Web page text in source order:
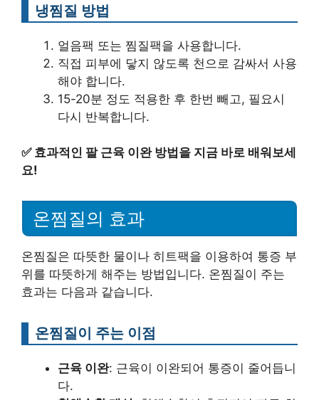
냉찜질 방법
얼음팩 또는 찜질팩을 사용합니다.
직접 피부에 닿지 않도록 천으로 감싸서 사용
해야 합니다.
15-20분 정도 적용한 후 한번 빼고, 필요시
다시 반복합니다.
✅ 효과적인 팔 근육 이완 방법을 지금 바로 배워보세
요!
온찜질의 효과
온찜질은 따뜻한 물이나 히트팩을 이용하여 통증 부
위를 따뜻하게 해주는 방법입니다. 온찜질이 주는
효과는 다음과 같습니다.
온찜질이 주는 이점
근육 이완: 근육이 이완되어 통증이 줄어듭니
다.